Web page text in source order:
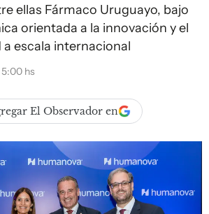
ellas Fármaco Uruguayo, bajo
orientada a la innovación y el
a escala internacional
5:00 hs
El Observador en